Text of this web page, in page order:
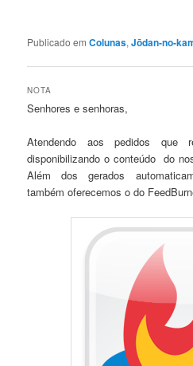
Publicado em Colunas,Jōdan-no-
NOTA
Senhores e senhoras,
Atendendo aos pedidos que
disponibilizando o conteúdo do
Além dos gerados
também oferecemos o do